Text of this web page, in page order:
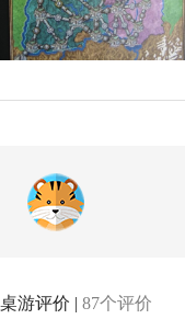
桌游评价 | 87个评价